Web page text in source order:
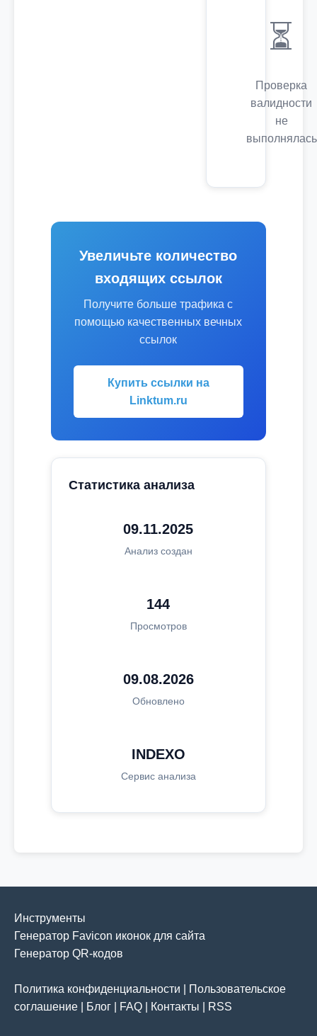
⏳
Проверка
валидности
не
выполнялась
Увеличьте количество
входящих ссылок
Получите больше трафика с
помощью качественных вечных
ссылок
Купить ссылки на
Linktum.ru
Статистика анализа
09.11.2025
Анализ создан
144
Просмотров
09.08.2026
Обновлено
INDEXO
Сервис анализа
Инструменты
Генератор Favicon иконок для сайта
Генератор QR-кодов
Политика конфиденциальности
Пользовательское
соглашение
Блог FAQ Контакты RSS